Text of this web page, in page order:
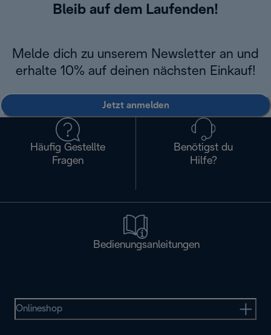
Bleib auf dem Laufenden!
Melde dich zu unserem Newsletter an und
erhalte 10% auf deinen nächsten Einkauf!
Jetzt anmelden
Häufig Gestellte
Fragen
Benötigst du
Hilfe?
Bedienungsanleitungen
Onlineshop